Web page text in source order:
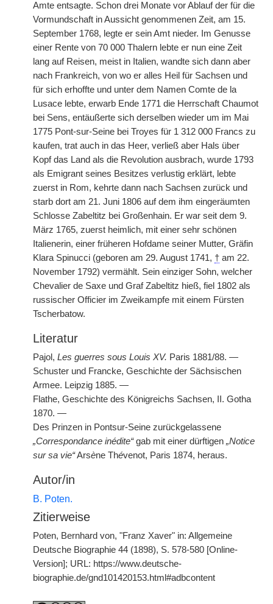
Amte entsagte. Schon drei Monate vor Ablauf der für die
Vormundschaft in Aussicht genommenen Zeit, am 15.
September 1768, legte er sein Amt nieder. Im Genusse
einer Rente von 70 000 Thalern lebte er nun eine Zeit
lang auf Reisen, meist in Italien, wandte sich dann aber
nach Frankreich, von wo er alles Heil für Sachsen und
für sich erhoffte und unter dem Namen Comte de la
Lusace lebte, erwarb Ende 1771 die Herrschaft Chaumot
bei Sens, entäußerte sich derselben wieder um im Mai
1775 Pont-sur-Seine bei Troyes für 1 312 000 Francs zu
kaufen, trat auch in das Heer, verließ aber Hals über
Kopf das Land als die Revolution ausbrach, wurde 1793
als Emigrant seines Besitzes verlustig erklärt, lebte
zuerst in Rom, kehrte dann nach Sachsen zurück und
starb dort am 21. Juni 1806 auf dem ihm eingeräumten
Schlosse Zabeltitz bei Großenhain. Er war seit dem 9.
März 1765, zuerst heimlich, mit einer sehr schönen
Italienerin, einer früheren Hofdame seiner Mutter, Gräfin
Klara Spinucci (geboren am 29. August 1741, † am 22.
November 1792) vermählt. Sein einziger Sohn, welcher
Chevalier de Saxe und Graf Zabeltitz hieß, fiel 1802 als
russischer Officier im Zweikampfe mit einem Fürsten
Tscherbatow.
Literatur
Pajol, Les guerres sous Louis XV. Paris 1881/88. —
Schuster und Francke, Geschichte der Sächsischen
Armee. Leipzig 1885. —
Flathe, Geschichte des Königreichs Sachsen, II. Gotha
1870. —
Des Prinzen in Pontsur-Seine zurückgelassene
„Correspondance inédite“gab mit einer dürftigen „Notice
sur sa vie“Arsène Thévenot, Paris 1874, heraus.
Autor/in
B. Poten.
Zitierweise
Poten, Bernhard von, "Franz Xaver" in: Allgemeine
Deutsche Biographie 44 (1898), S. 578-580 [Online-
Version]; URL: https://www.deutsche-
biographie.de/gnd101420153.html#adbcontent